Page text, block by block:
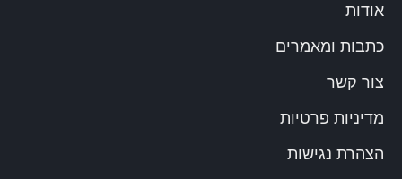
אודות
כתבות ומאמרים
צור קשר
מדיניות פרטיות
הצהרת נגישות